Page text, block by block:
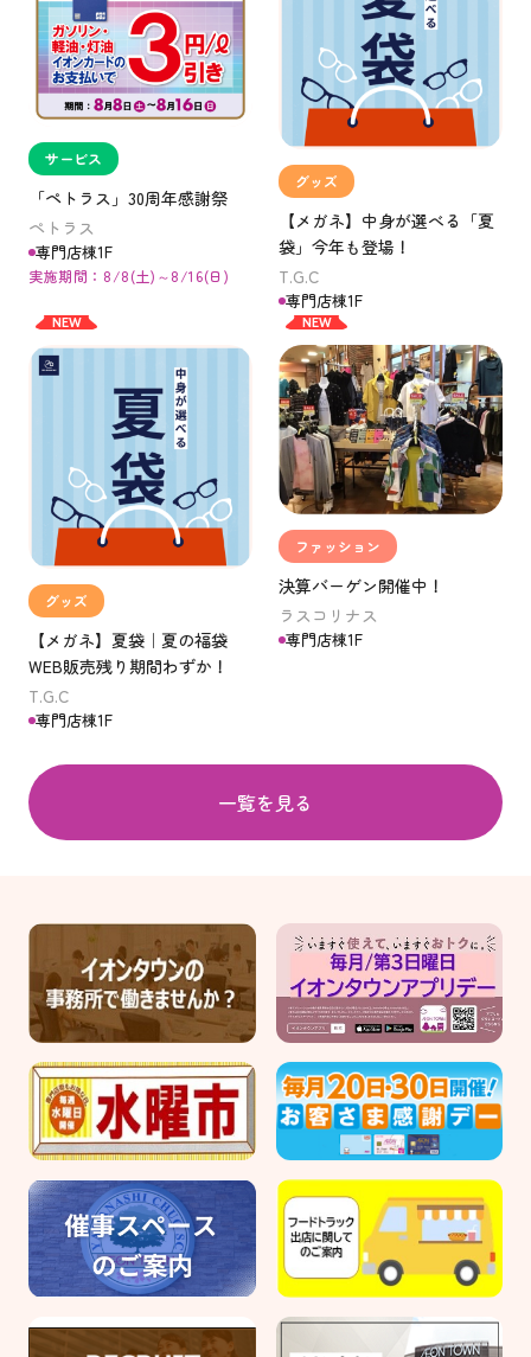
サービス
「ペトラス」30周年感謝祭
ペトラス
専門店棟1F
実施期間：8/8(土)～8/16(日)
グッズ
【メガネ】中身が選べる「夏
袋」今年も登場！
T.G.C
専門店棟1F
NEW
グッズ
【メガネ】夏袋｜夏の福袋
WEB販売残り期間わずか！
T.G.C
専門店棟1F
NEW
ファッション
決算バーゲン開催中！
ラスコリナス
専門店棟1F
一覧を見る